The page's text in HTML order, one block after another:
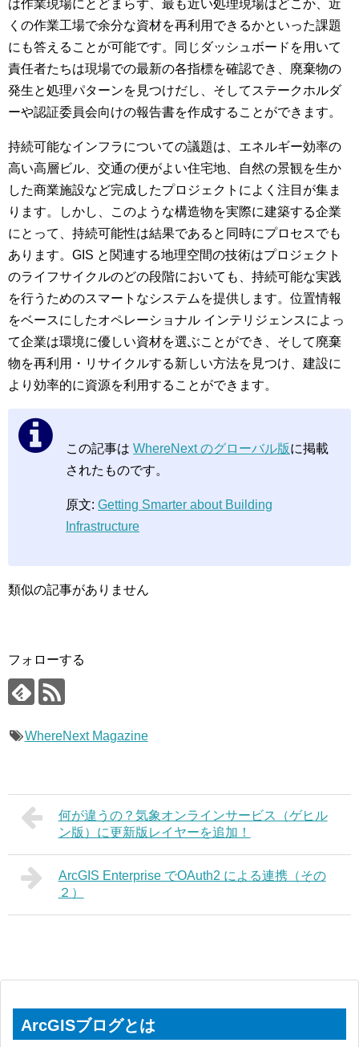
は作業現場にとどまらず、最も近い処理現場はどこか、近
くの作業工場で余分な資材を再利用できるかといった課題
にも答えることが可能です。同じダッシュボードを用いて
責任者たちは現場での最新の各指標を確認でき、廃棄物の
発生と処理パターンを見つけだし、そしてステークホルダ
ーや認証委員会向けの報告書を作成することができます。
持続可能なインフラについての議題は、エネルギー効率の
高い高層ビル、交通の便がよい住宅地、自然の景観を生か
した商業施設など完成したプロジェクトによく注目が集ま
ります。しかし、このような構造物を実際に建築する企業
にとって、持続可能性は結果であると同時にプロセスでも
あります。GIS と関連する地理空間の技術はプロジェクト
のライフサイクルのどの段階においても、持続可能な実践
を行うためのスマートなシステムを提供します。位置情報
をベースにしたオペレーショナル インテリジェンスによっ
て企業は環境に優しい資材を選ぶことができ、そして廃棄
物を再利用・リサイクルする新しい方法を見つけ、建設に
より効率的に資源を利用することができます。
この記事は WhereNext のグローバル版に掲載
されたものです。
原文: Getting Smarter about Building
Infrastructure
類似の記事がありません
フォローする
WhereNext Magazine
何が違うの？気象オンラインサービス（ゲヒル
ン版）に更新版レイヤーを追加！
ArcGIS Enterprise でOAuth2 による連携（その
２）
ArcGISブログとは